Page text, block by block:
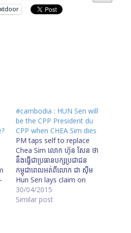
#cambodia : HUN Sen will
be the CPP President du
CPP when CHEA Sim dies
PM taps self to replace
Chea Sim លោក ហ៊ុន សែន ថា​
នឹង​ធ្វើ​ជា​ប្រធាន​បក្ស​ប្រជាជន​
កម្ពុជា​ពេល​អត់​ពី​លោក ជា ស៊ីម
Hun Sen lays claim on
party presidency លោក ហ៊ុន
សែន៖ ​​​ក្នុង​​​ករណីគាត់​​​មរណកាល​​​
30/04/2015
Similar post